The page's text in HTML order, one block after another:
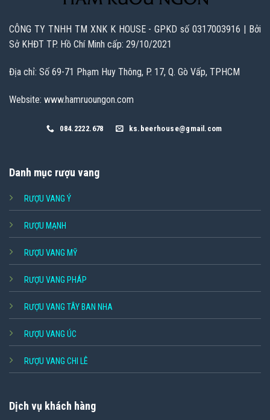
CÔNG TY TNHH TM XNK K HOUSE - GPKD số 0317003916 | Bởi
Sở KHĐT TP. Hồ Chí Minh cấp: 29/10/2021
Địa chỉ: Số 69-71 Phạm Huy Thông, P. 17, Q. Gò Vấp, TPHCM
Website: www.hamruoungon.com
084.2222.678 ks.beerhouse@gmail.com
Danh mục rượu vang
RƯỢU VANG Ý
RƯỢU MẠNH
RƯỢU VANG MỸ
RƯỢU VANG PHÁP
RƯỢU VANG TÂY BAN NHA
RƯỢU VANG ÚC
RƯỢU VANG CHI LÊ
Dịch vụ khách hàng